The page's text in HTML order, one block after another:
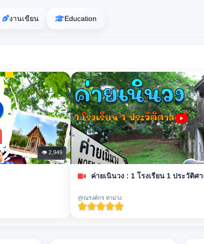
งานเขียน Education
👁 2,949
ค่ายเนินวง : 1 โรงเรียน 1 ประวัติศ
@ณรงค์กร ท่าม่วง